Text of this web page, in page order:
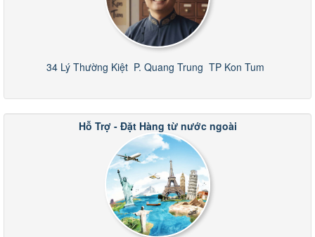
34 Lý Thường Kiệt P. Quang Trung TP Kon Tum
Hỗ Trợ - Đặt Hàng từ nước ngoài